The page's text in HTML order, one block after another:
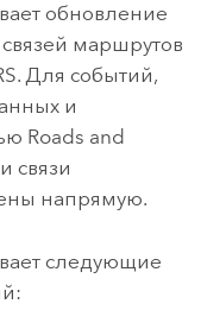
обновление
маршрутов
Для событий,
и
Roads and
связи
напрямую.
следующие